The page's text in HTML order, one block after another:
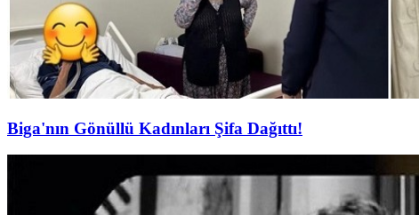
Biga'nın Gönüllü Kadınları Şifa Dağıttı!